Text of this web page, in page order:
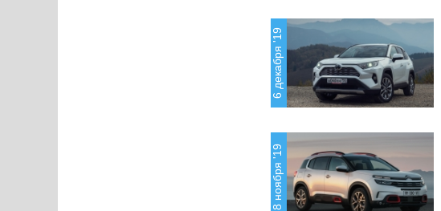
6 декабря '19
8 ноября '19